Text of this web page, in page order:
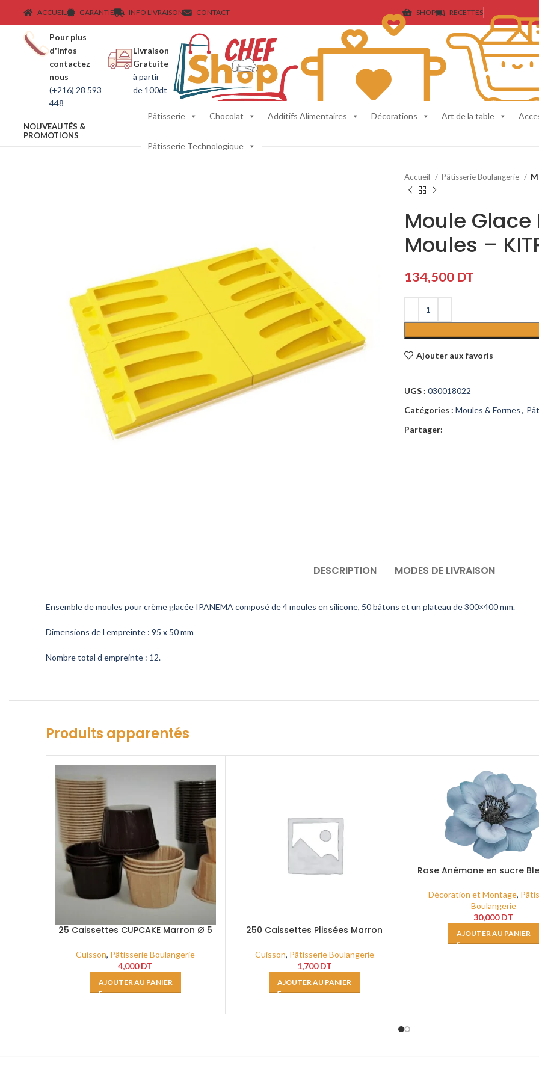
ACCUEIL GARANTIE INFO LIVRAISON CONTACT SHOP RECETTES
Pour plus
d'infos
contactez
nous
(+216) 28 593
448
Livraison
Gratuite
à partir
de 100dt
NOUVEAUTÉS &
PROMOTIONS
Pâtisserie Chocolat Additifs Alimentaires Décorations Art de la table
Pâtisserie Technologique
Accueil Pâtisserie Boulangerie
Moule
Moules –
134,500 DT
Ajouter aux favoris
UGS : 030018022
Catégories : Moules & Formes,
Partager:
DESCRIPTION MODES DE LIVRAISON
Ensemble de moules pour crème glacée IPANEMA composé de 4 moules en silicone, 50 bâtons et un plateau de 300×400 mm.
Dimensions de l empreinte : 95 x 50 mm
Nombre total d empreinte : 12.
Produits apparentés
25 Caissettes CUPCAKE Marron Ø 5
Cuisson, Pâtisserie Boulangerie
4,000DT
AJOUTER AU PANIER
250 Caissettes Plissées Marron
Cuisson, Pâtisserie Boulangerie
1,700DT
AJOUTER AU PANIER
Rose Anémone en sucre
Décoration et Montage,
Boulangerie
30,000DT
AJOUTER AU PANIER